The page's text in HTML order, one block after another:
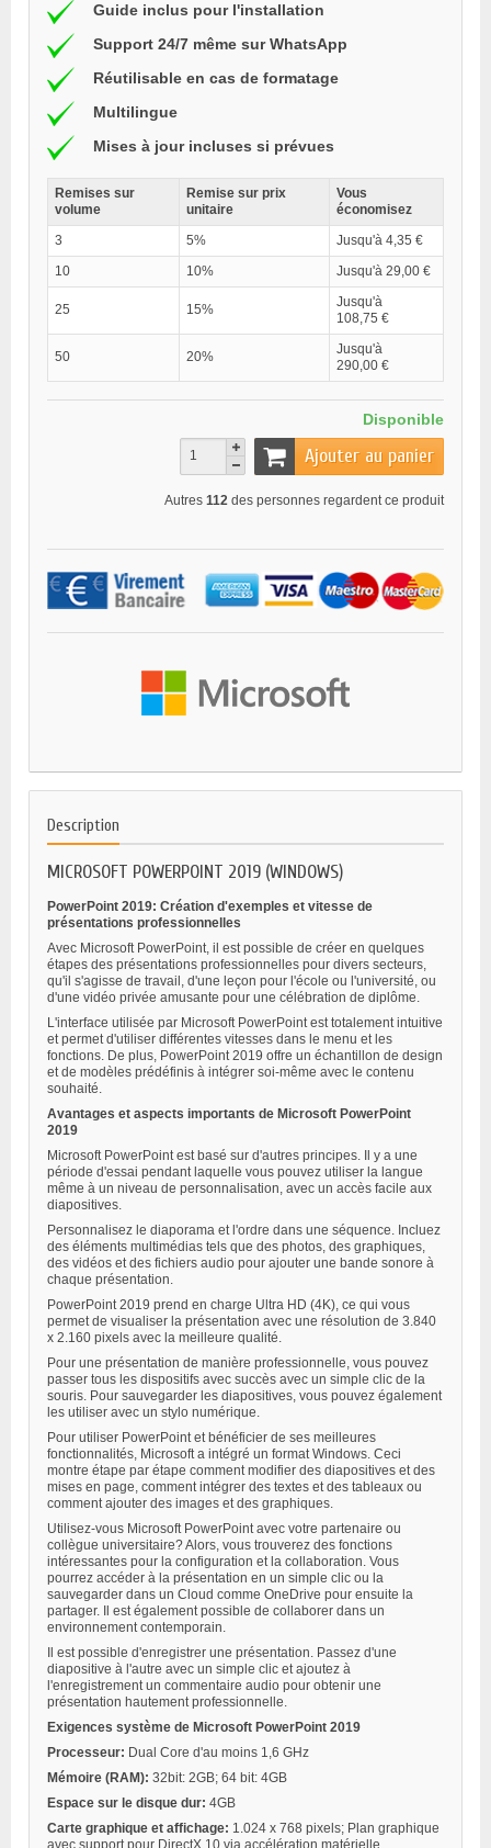
Guide inclus pour l'installation
Support 24/7 même sur WhatsApp
Réutilisable en cas de formatage
Multilingue
Mises à jour incluses si prévues
Remises sur
volume
Remise sur prix
unitaire
Vous
économisez
3
5%
Jusqu'à 4,35 €
10
10% Jusqu'à 29,00 €
25 15%
Jusqu'à
108,75 €
50 20%
Jusqu'à
290,00 €
Disponible
Ajouter au panier
Autres 112 des personnes regardent ce produit
Description
MICROSOFT POWERPOINT 2019 (WINDOWS)
PowerPoint 2019: Création d'exemples et vitesse de
présentations professionnelles
Avec Microsoft PowerPoint, il est possible de créer en quelques
étapes des présentations professionnelles pour divers secteurs,
qu'il s'agisse de travail, d'une leçon pour l'école ou l'université, ou
d'une vidéo privée amusante pour une célébration de diplôme.
L'interface utilisée par Microsoft PowerPoint est totalement intuitive
et permet d'utiliser différentes vitesses dans le menu et les
fonctions. De plus, PowerPoint 2019 offre un échantillon de design
et de modèles prédéfinis à intégrer soi-même avec le contenu
souhaité.
Avantages et aspects importants de Microsoft PowerPoint
2019
Microsoft PowerPoint est basé sur d'autres principes. Il y a une
période d'essai pendant laquelle vous pouvez utiliser la langue
même à un niveau de personnalisation, avec un accès facile aux
diapositives.
Personnalisez le diaporama et l'ordre dans une séquence. Incluez
des éléments multimédias tels que des photos, des graphiques,
des vidéos et des fichiers audio pour ajouter une bande sonore à
chaque présentation.
PowerPoint 2019 prend en charge Ultra HD (4K), ce qui vous
permet de visualiser la présentation avec une résolution de 3.840
x 2.160 pixels avec la meilleure qualité.
Pour une présentation de manière professionnelle, vous pouvez
passer tous les dispositifs avec succès avec un simple clic de la
souris. Pour sauvegarder les diapositives, vous pouvez également
les utiliser avec un stylo numérique.
Pour utiliser PowerPoint et bénéficier de ses meilleures
fonctionnalités, Microsoft a intégré un format Windows. Ceci
montre étape par étape comment modifier des diapositives et des
mises en page, comment intégrer des textes et des tableaux ou
comment ajouter des images et des graphiques.
Utilisez-vous Microsoft PowerPoint avec votre partenaire ou
collègue universitaire? Alors, vous trouverez des fonctions
intéressantes pour la configuration et la collaboration. Vous
pourrez accéder à la présentation en un simple clic ou la
sauvegarder dans un Cloud comme OneDrive pour ensuite la
partager. Il est également possible de collaborer dans un
environnement contemporain.
Il est possible d'enregistrer une présentation. Passez d'une
diapositive à l'autre avec un simple clic et ajoutez à
l'enregistrement un commentaire audio pour obtenir une
présentation hautement professionnelle.
Exigences système de Microsoft PowerPoint 2019
Processeur: Dual Core d'au moins 1,6 GHz
Mémoire (RAM): 32bit: 2GB; 64 bit: 4GB
Espace sur le disque dur: 4GB
Carte graphique et affichage: 1.024 x 768 pixels; Plan graphique
avec support pour DirectX 10 via accélération matérielle